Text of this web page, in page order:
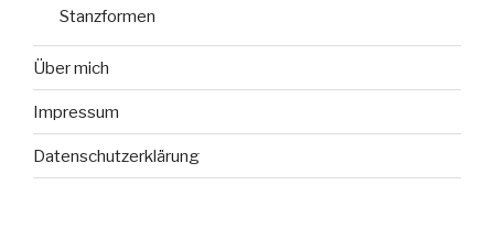
Stanzformen
Über mich
Impressum
Datenschutzerklärung